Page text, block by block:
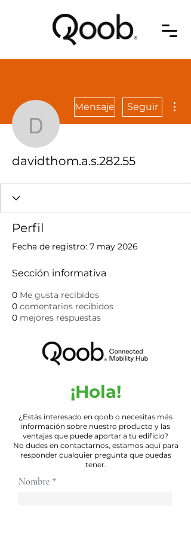
Mensaje Seguir
davidthom.a.s.282.55
Perfil
Fecha de registro: 7 may 2026
Sección informativa
0 Me gusta recibidos
0 comentarios recibidos
0 mejores respuestas
¡Hola!
¿Estás interesado en qoob o necesitas más
información sobre nuestro producto y las
ventajas que puede aportar a tu edificio?
No dudes en contactarnos, estamos aquí para
responder cualquier pregunta que puedas
tener.
Nombre